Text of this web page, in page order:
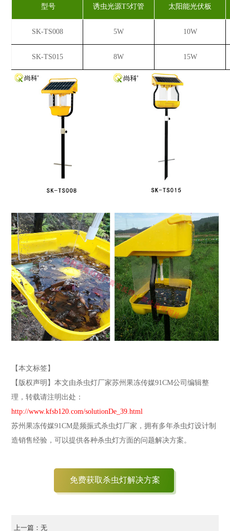
型号 诱虫光源T5灯管 太阳能光伏板
SK-TS008 5W 10W
SK-TS015 8W 15W
【本文标签】
【版权声明】本文由杀虫灯厂家苏州果冻传媒91CM公司编辑整
理，转载请注明出处：
http://www.kfsb120.com/solutionDe_39.html
苏州果冻传媒91CM是频振式杀虫灯厂家，拥有多年杀虫灯设计制
造销售经验，可以提供各种杀虫灯方面的问题解决方案。
免费获取杀虫灯解决方案
上一篇：无